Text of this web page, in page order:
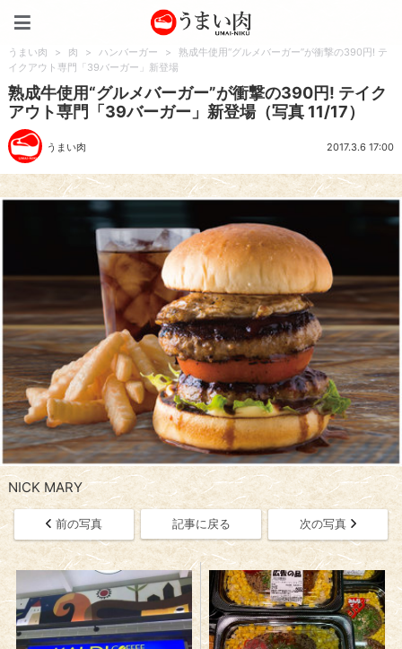
うまい肉 > 肉 > ハンバーガー >
熟成牛使用“グルメバーガー”が衝撃の390円! テ
イクアウト専門「39バーガー」新登場
熟成牛使用“グルメバーガー”が衝撃の390円! テイク
アウト専門「39バーガー」新登場（写真 11/17）
うまい肉 2017.3.6 17:00
NICK MARY
前の写真 記事に戻る 次の写真